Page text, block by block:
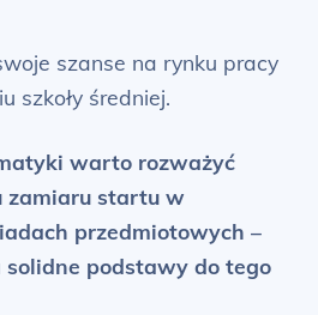
szanse na rynku pracy
szkoły średniej.
warto rozważyć
zamiaru startu w
przedmiotowych –
podstawy do tego